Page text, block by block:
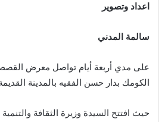
اعداد وتصوير
سالمة المدني
على مدي أربعة أيام تواصل معرض
الكومك بدار حسن الفقيه بالمدينة
حيث افتتح السيدة وزيرة الثقافة